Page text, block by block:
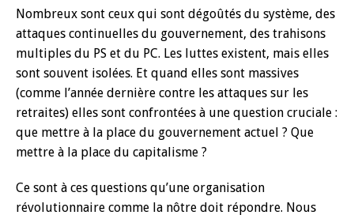
Nombreux sont ceux qui sont dégoûtés du système, des
attaques continuelles du gouvernement, des trahisons
multiples du PS et du PC. Les luttes existent, mais elles
sont souvent isolées. Et quand elles sont massives
(comme l’année dernière contre les attaques sur les
retraites) elles sont confrontées à une question cruciale :
que mettre à la place du gouvernement actuel ? Que
mettre à la place du capitalisme ?
Ce sont à ces questions qu’une organisation
révolutionnaire comme la nôtre doit répondre. Nous